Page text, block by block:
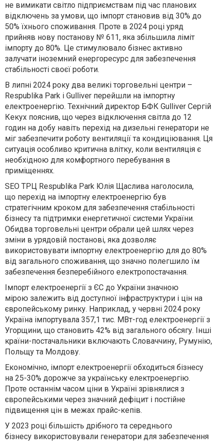
не вимикати світло підприємствам під час планових
відключень за умови, що імпорт становив від 30% до
50% їхнього споживання. Проте в 2024 році уряд
прийняв нову постанову № 611, яка збільшила ліміт
імпорту до 80%. Це стимулювало бізнес активно
залучати іноземний енергоресурс для забезпечення
стабільності своєї роботи.
В липні 2024 року два великі торговельні центри –
Respublika Park і Gulliver перейшли на імпортну
електроенергію. Технічний директор БФК Gulliver Сергій
Кекух пояснив, що через відключення світла до 12
годин на добу навіть перехід на дизельні генератори не
міг забезпечити роботу вентиляції та кондиціювання. Ця
ситуація особливо критична влітку, коли вентиляція є
необхідною для комфортного перебування в
приміщеннях.
SEO ТРЦ Respublika Park Юлія Щаслива наголосила,
що перехід на імпортну електроенергію був
стратегічним кроком для забезпечення стабільності
бізнесу та підтримки енергетичної системи України.
Обидва торговельні центри обрали цей шлях через
зміни в урядовій постанові, яка дозволяє
використовувати імпортну електроенергію для до 80%
від загального споживання, що значно полегшило їм
забезпечення безперебійного електропостачання.
Імпорт електроенергії з ЄС до України значною
мірою залежить від доступної інфраструктури і цін на
європейському ринку. Наприклад, у червні 2024 року
Україна імпортувала 357,1 тис. МВт-год електроенергії з
Угорщини, що становить 42% від загального обсягу. Інші
країни-постачальники включають Словаччину, Румунію,
Польщу та Молдову.
Економічно, імпорт електроенергії обходиться бізнесу
на 25-30% дорожче за українську електроенергію.
Проте останнім часом ціни в Україні зрівнялися з
європейськими через значний дефіцит і постійне
підвищення цін в межах прайс-кепів.
У 2023 році більшість дрібного та середнього
бізнесу використовували генератори для забезпечення